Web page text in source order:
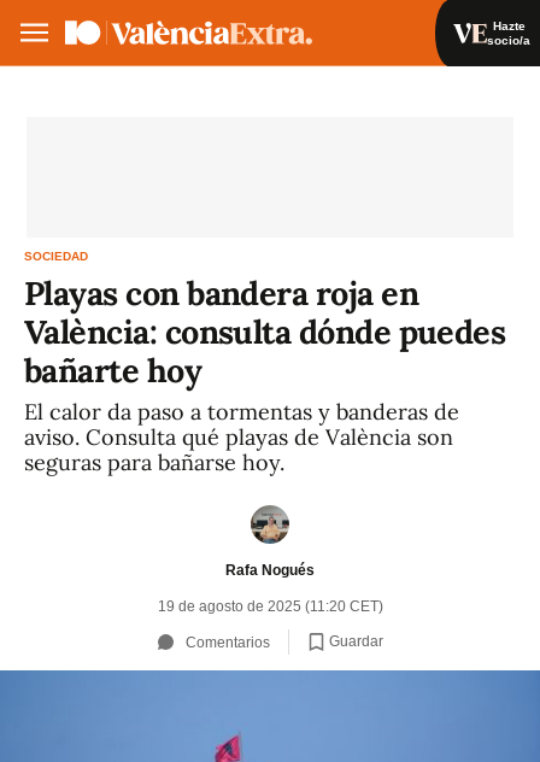
Hazte
socio/a
SOCIEDAD
Playas con bandera roja en
València: consulta dónde puedes
bañarte hoy
El calor da paso a tormentas y banderas de
aviso. Consulta qué playas de València son
seguras para bañarse hoy.
Rafa Nogués
19 de agosto de 2025 (11:20 CET)
Comentarios Guardar